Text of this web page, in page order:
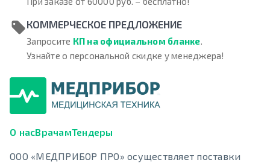
КОММЕРЧЕСКОЕ ПРЕДЛОЖЕНИЕ
Запросите КП на официальном бланке.
Узнайте о персональной скидке у менеджера!
О насВрачамТендеры
ООО «МЕДПРИБОР ПРО» осуществляет поставки